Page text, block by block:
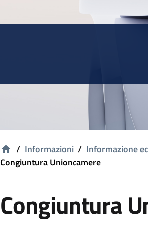
/ Informazioni / Informazione
Congiuntura Unioncamere
Congiuntura